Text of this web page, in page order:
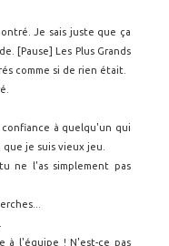
Je sais juste que ça
[Pause] Les Plus Grands
comme si de rien était.
à quelqu'un qui
je suis vieux jeu.
ne l'as simplement pas
à l'équipe ! N'est-ce pas